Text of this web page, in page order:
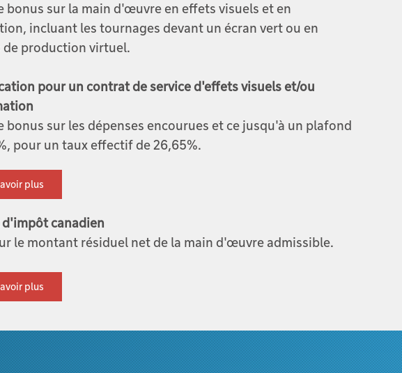
bonus sur la main d'œuvre en effets visuels et en
incluant les tournages devant un écran vert ou en
de production virtuel.
pour un contrat de service d'effets visuels et/ou
bonus sur les dépenses encourues et ce jusqu'à un plafond
pour un taux effectif de 26,65%.
plus
canadien
le montant résiduel net de la main d'œuvre admissible.
plus